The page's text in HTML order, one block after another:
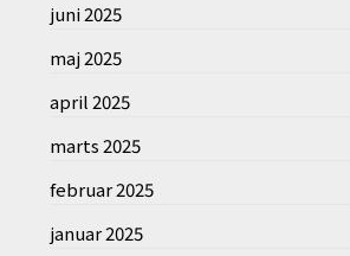
juni 2025
maj 2025
april 2025
marts 2025
februar 2025
januar 2025